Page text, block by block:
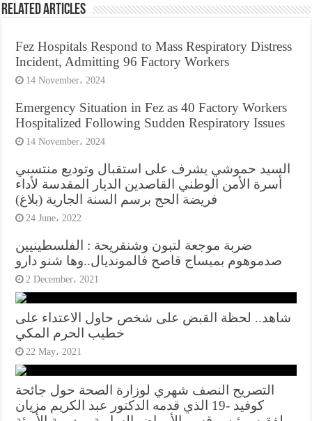
Related Articles
Fez Hospitals Respond to Mass Respiratory Distress
Incident, Admitting 96 Factory Workers
14 November، 2024
Emergency Situation in Fez as 40 Factory Workers
Hospitalized Following Sudden Respiratory Issues
14 November، 2024
السيد حموشي يشرف على استقبال وتوديع منتسبي
أسرة الأمن الوطني القاصدين الديار المقدسة لأداء
فريضة الحج برسم السنة الجارية (بلاغ)
24 June، 2022
ضربة موجعة لتبون وشنقريحة : الفلسطينيين
صدموهوم بميساج قاصح فالمونديال..وها شنو دارو
2 December، 2021
شاهد.. لحظة القبض على شخص حاول الاعتداء على
خطيب الحرم المكي
22 May، 2021
التصريح النصف شهري لوزارة الصحة حول جائحة
كوفيد -19 الذي قدمه الدكتور عبد الكريم مزيان